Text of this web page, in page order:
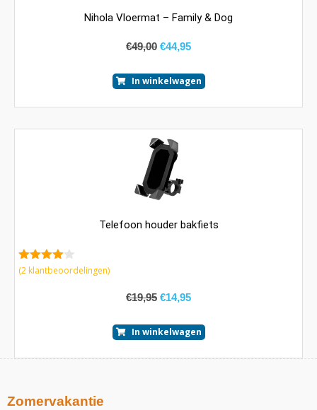
Nihola Vloermat – Family & Dog
€49,00 €44,95
In winkelwagen
Telefoon houder bakfiets
4.00van
(2klantbeoordelingen)
€19,95 €14,95
In winkelwagen
Zomervakantie